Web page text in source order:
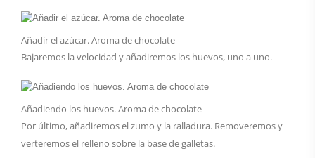
Añadir el azúcar. Aroma de chocolate
Bajaremos la velocidad y añadiremos los huevos, uno a uno.
Añadiendo los huevos. Aroma de chocolate
Por último, añadiremos el zumo y la ralladura. Removeremos y
verteremos el relleno sobre la base de galletas.